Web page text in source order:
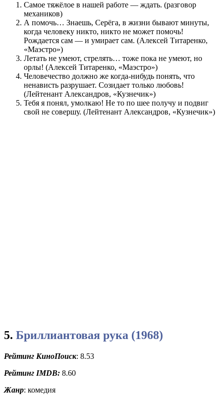
Самое тяжёлое в нашей работе — ждать. (разговор
механиков)
А помочь… Знаешь, Серёга, в жизни бывают минуты,
когда человеку никто, никто не может помочь!
Рождается сам — и умирает сам. (Алексей Титаренко,
«Маэстро»)
Летать не умеют, стрелять… тоже пока не умеют, но
орлы! (Алексей Титаренко, «Маэстро»)
Человечество должно же когда-нибудь понять, что
ненависть разрушает. Созидает только любовь!
(Лейтенант Александров, «Кузнечик»)
Тебя я понял, умолкаю! Не то по шее получу и подвиг
свой не совершу. (Лейтенант Александров, «Кузнечик»)
5. Бриллиантовая рука (1968)
Рейтинг КиноПоиск: 8.53
Рейтинг IMDB: 8.60
Жанр: комедия